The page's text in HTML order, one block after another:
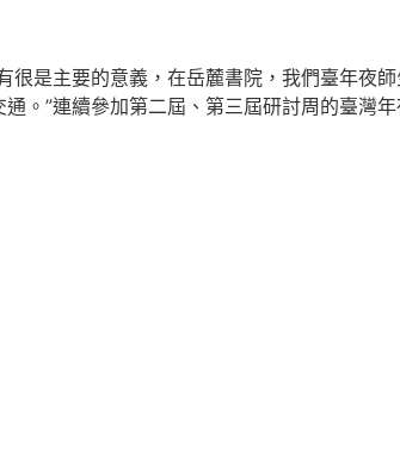
很是主要的意義，在岳麓書院，我們臺年夜
。”連續參加第二屆、第三屆研討周的臺灣